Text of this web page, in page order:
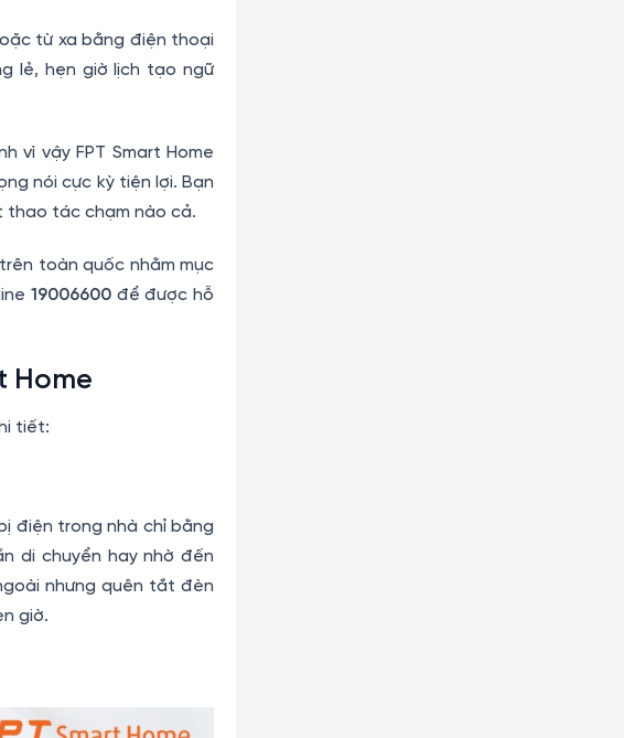
từ xa bằng điện thoại
lẻ, hẹn giờ lịch tạo ngữ
vì vậy FPT Smart Home
nói cực kỳ tiện lợi. Bạn
thao tác chạm nào cả.
toàn quốc nhằm mục
19006600để được hỗ
Home
tiết:
điện trong nhà chỉ bằng
di chuyển hay nhờ đến
nhưng quên tắt đèn
giờ.